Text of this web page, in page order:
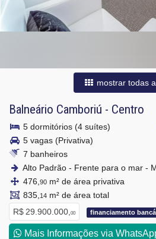
mostrar todas
Balneário Camboriú - Centro
5 dormitórios (4 suítes)
5 vagas (Privativa)
7 banheiros
Alto Padrão - Frente para o mar -
476, 90 m² de área privativa
835, 14 m² de área total
R$ 29.900.000, 00 financiamento
Mais Informações via